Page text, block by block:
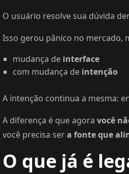
O usuário resolve sua dúvida
Isso gerou pânico no mercado,
mudança de interface
com mudança de intenção
A intenção continua a mesma:
A diferença é que agora você
você precisa sera fonte que
O que já é